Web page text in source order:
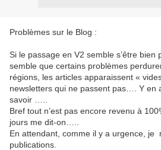
Problèmes sur le Blog :
Si le passage en V2 semble s’être bien
semble que certains problèmes
régions, les articles apparaissent «
newsletters qui ne passent pas…. Y en
savoir …..
Bref tout n’est pas encore revenu à
jours me dit-on…..
En attendant, comme il y a urgence, je
publications.